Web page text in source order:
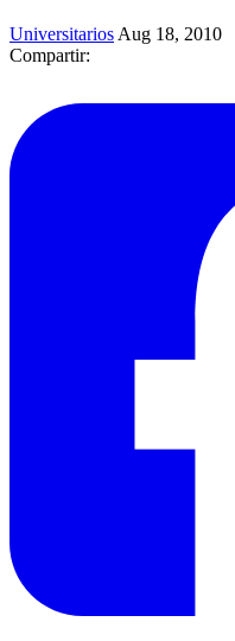
Universitarios Aug 18, 2010
Compartir: